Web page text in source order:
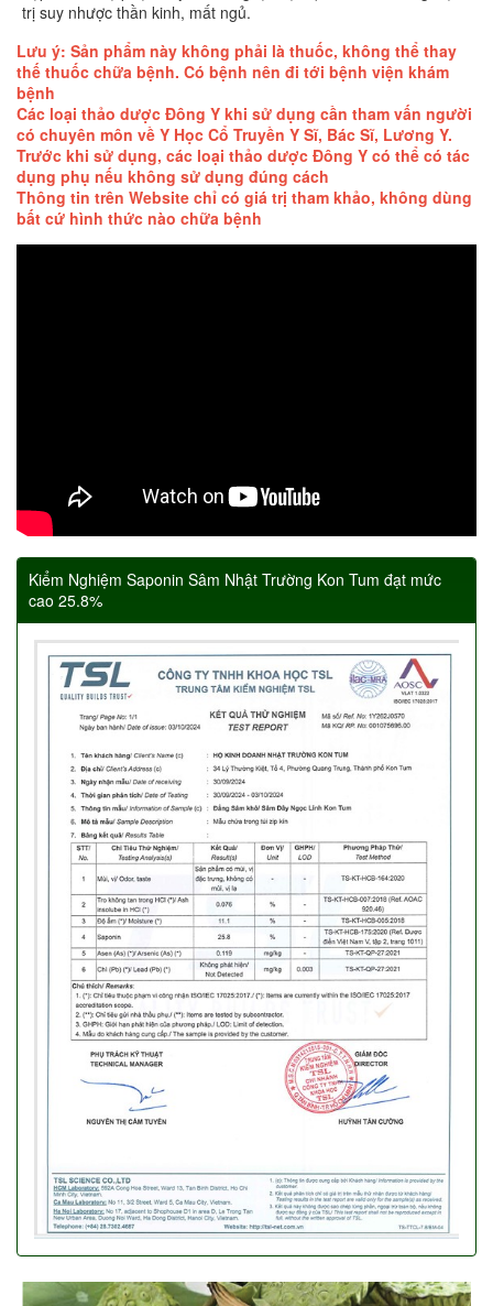
trị suy nhược thần kinh, mất ngủ.
Lưu ý: Sản phẩm này không phải là thuốc, không thể thay
thế thuốc chữa bệnh. Có bệnh nên đi tới bệnh viện khám
bệnh
Các loại thảo dược Đông Y khi sử dụng cần tham vấn người
có chuyên môn về Y Học Cổ Truyền Y Sĩ, Bác Sĩ, Lương Y.
Trước khi sử dụng, các loại thảo dược Đông Y có thể có tác
dụng phụ nếu không sử dụng đúng cách
Thông tin trên Website chỉ có giá trị tham khảo, không dùng
bất cứ hình thức nào chữa bệnh
Kiểm Nghiệm Saponin Sâm Nhật Trường Kon Tum đạt mức
cao 25.8%